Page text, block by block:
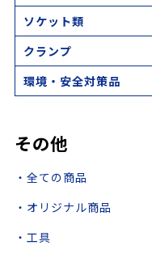
ソケット類
クランプ
環境・安全対策品
その他
・全ての商品
・オリジナル商品
・工具